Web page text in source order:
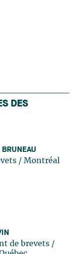
DES
/ Montréal
de brevets /